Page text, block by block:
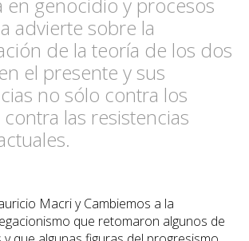
en genocidio y procesos
advierte sobre la
de la teoría de los dos
el presente y sus
no sólo contra los
las resistencias
Macri y Cambiemos a la
que retomaron algunos de